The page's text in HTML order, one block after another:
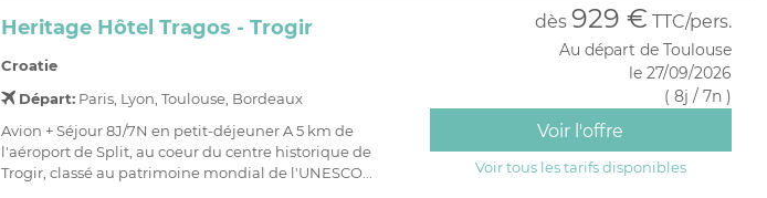
Heritage Hôtel Tragos - Trogir
Croatie
Départ:Paris, Lyon, Toulouse, Bordeaux
Avion + Séjour 8J/7N en petit-déjeuner A 5 km de
l'aéroport de Split, au coeur du centre historique de
Trogir, classé au patrimoine mondial de l'UNESCO...
dès929 € TTC/pers.
Au départ de Toulouse
le 27/09/2026
( 8j / 7n )
Voir l'offre
Voir tous les tarifs disponibles